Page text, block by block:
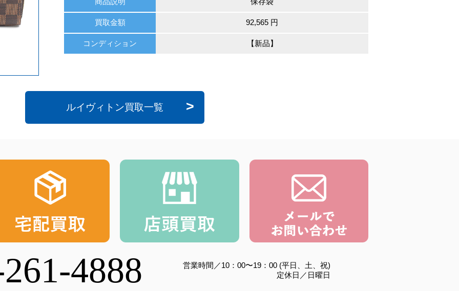
買取金額 92,565 円
コンディション 【新品】
ルイヴィトン買取一覧
4888
営業時間／10：00〜19：00 (平日、土、祝)
定休日／日曜日